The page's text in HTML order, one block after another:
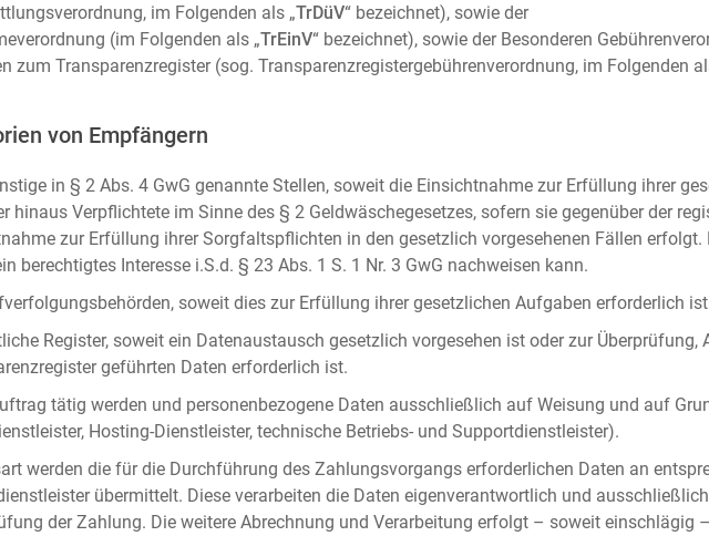
im Folgenden als „TrDüV“ bezeichnet), sowie der
(im Folgenden als „TrEinV“ bezeichnet), sowie der Besonderen
zum Transparenzregister (sog. Transparenzregistergebührenverordnung, im Folgenden
von Empfängern
in § 2 Abs. 4 GwG genannte Stellen, soweit die Einsichtnahme zur Erfüllung ihrer
hinaus Verpflichtete im Sinne des § 2 Geldwäschegesetzes, sofern sie gegenüber der
zur Erfüllung ihrer Sorgfaltspflichten in den gesetzlich vorgesehenen Fällen erfolgt.
berechtigtes Interesse i.S.d. § 23 Abs. 1 S. 1 Nr. 3 GwG nachweisen kann.
soweit dies zur Erfüllung ihrer gesetzlichen Aufgaben erforderlich
Register, soweit ein Datenaustausch gesetzlich vorgesehen ist oder zur Überprüfung,
geführten Daten erforderlich ist.
tätig werden und personenbezogene Daten ausschließlich auf Weisung und auf
Hosting-Dienstleister, technische Betriebs- und Supportdienstleister).
werden die für die Durchführung des Zahlungsvorgangs erforderlichen Daten an
übermittelt. Diese verarbeiten die Daten eigenverantwortlich und
der Zahlung. Die weitere Abrechnung und Verarbeitung erfolgt – soweit einschlägig